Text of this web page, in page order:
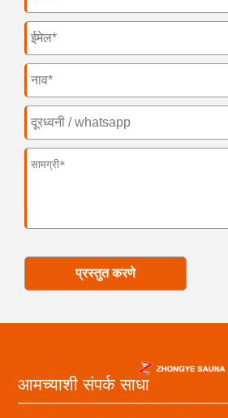
प्रस्तुत करणे
आमच्याशी संपर्क साधा